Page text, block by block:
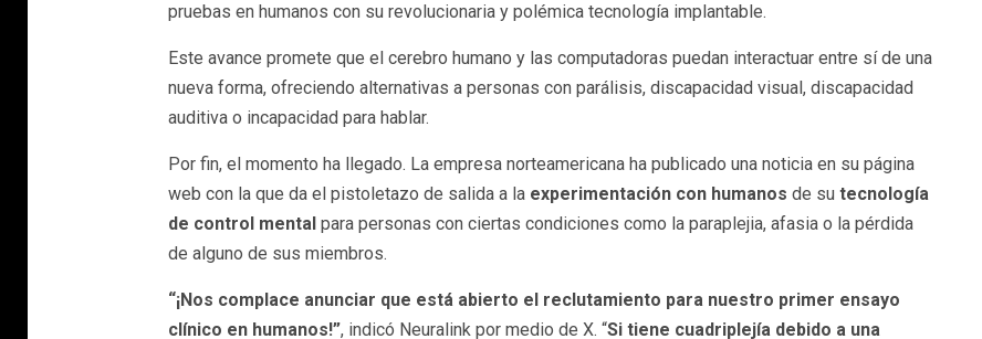
pruebas en humanos con su revolucionaria y polémica tecnología implantable.
Este avance promete que el cerebro humano y las computadoras puedan interactuar entre sí de una
nueva forma, ofreciendo alternativas a personas con parálisis, discapacidad visual, discapacidad
auditiva o incapacidad para hablar.
Por fin, el momento ha llegado. La empresa norteamericana ha publicado una noticia en su página
web con la que da el pistoletazo de salida a la experimentación con humanos de su tecnología
de control mentalpara personas con ciertas condiciones como la paraplejia, afasia o la pérdida
de alguno de sus miembros.
“¡Nos complace anunciar que está abierto el reclutamiento para nuestro primer ensayo
clínico en humanos!”, indicó Neuralink por medio de X. “Si tiene cuadriplejía debido a una